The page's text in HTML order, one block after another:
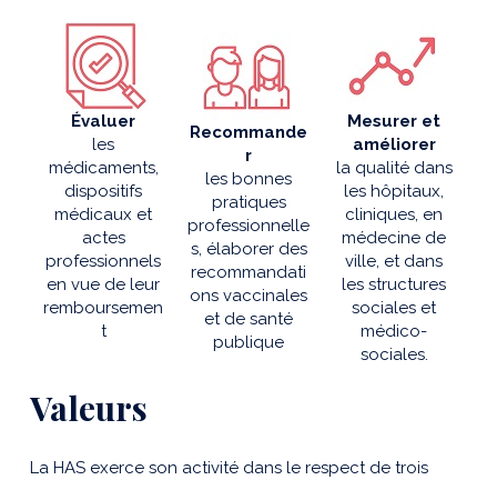
Évaluer
les
médicaments,
dispositifs
médicaux et
actes
professionnels
en vue de leur
remboursemen
t
Recommande
r
les bonnes
pratiques
professionnelle
s, élaborer des
recommandati
ons vaccinales
et de santé
publique
Mesurer et
améliorer
la qualité dans
les hôpitaux,
cliniques, en
médecine de
ville, et dans
les structures
sociales et
médico-
sociales.
Valeurs
La HAS exerce son activité dans le respect de trois